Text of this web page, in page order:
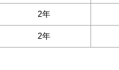
2年
2年